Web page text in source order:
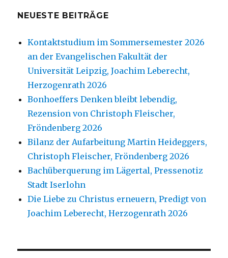
NEUESTE BEITRÄGE
Kontaktstudium im Sommersemester 2026
an der Evangelischen Fakultät der
Universität Leipzig, Joachim Leberecht,
Herzogenrath 2026
Bonhoeffers Denken bleibt lebendig,
Rezension von Christoph Fleischer,
Fröndenberg 2026
Bilanz der Aufarbeitung Martin Heideggers,
Christoph Fleischer, Fröndenberg 2026
Bachüberquerung im Lägertal, Pressenotiz
Stadt Iserlohn
Die Liebe zu Christus erneuern, Predigt von
Joachim Leberecht, Herzogenrath 2026